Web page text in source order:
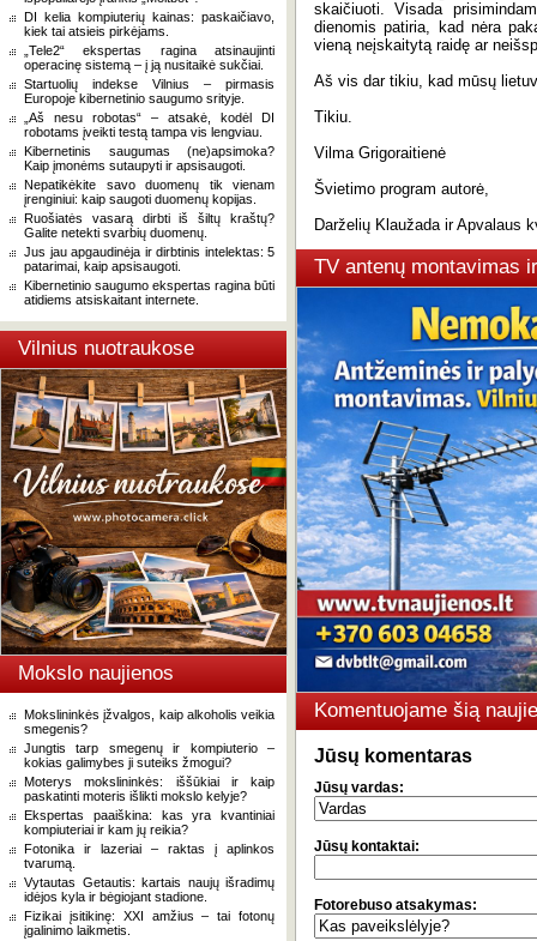
DI kelia kompiuterių kainas: paskaičiavo,
kiek tai atsieis pirkėjams.
„Tele2“ ekspertas ragina atsinaujinti
operacinę sistemą – į ją nusitaikė sukčiai.
Startuolių indekse Vilnius – pirmasis
Europoje kibernetinio saugumo srityje.
„Aš nesu robotas“ – atsakė, kodėl DI
robotams įveikti testą tampa vis lengviau.
Kibernetinis saugumas (ne)apsimoka?
Kaip įmonėms sutaupyti ir apsisaugoti.
Nepatikėkite savo duomenų tik vienam
įrenginiui: kaip saugoti duomenų kopijas.
Ruošiatės vasarą dirbti iš šiltų kraštų?
Galite netekti svarbių duomenų.
Jus jau apgaudinėja ir dirbtinis intelektas: 5
patarimai, kaip apsisaugoti.
Kibernetinio saugumo ekspertas ragina būti
atidiems atsiskaitant internete.
Vilnius nuotraukose
Mokslo naujienos
Mokslininkės įžvalgos, kaip alkoholis veikia
smegenis?
Jungtis tarp smegenų ir kompiuterio –
kokias galimybes ji suteiks žmogui?
Moterys mokslininkės: iššūkiai ir kaip
paskatinti moteris išlikti mokslo kelyje?
Ekspertas paaiškina: kas yra kvantiniai
kompiuteriai ir kam jų reikia?
Fotonika ir lazeriai – raktas į aplinkos
tvarumą.
Vytautas Getautis: kartais naujų išradimų
idėjos kyla ir bėgiojant stadione.
Fizikai įsitikinę: XXI amžius – tai fotonų
įgalinimo laikmetis.
skaičiuoti. Visada
dienomis patiria, kad nėra
vieną neįskaitytą raidę ar
Aš vis dar tikiu, kad mūsų
Tikiu.
Vilma Grigoraitienė
Švietimo program autorė,
Darželių Klaužada ir Apvalaus
TV antenų montavimas
Komentuojame šią
Jūsų komentaras
Jūsų vardas:
Jūsų kontaktai:
Fotorebuso atsakymas: